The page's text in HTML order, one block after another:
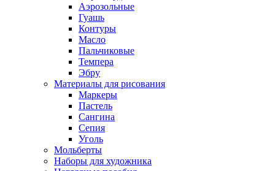
Аэрозольные
Гуашь
Контуры
Масло
Пальчиковые
Темпера
Эбру
Материалы для рисования
Маркеры
Пастель
Сангина
Сепия
Уголь
Мольберты
Наборы для художника